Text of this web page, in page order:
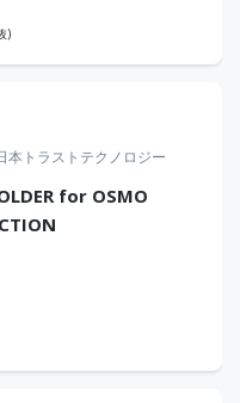
)
本トラストテクノロジー
for OSMO